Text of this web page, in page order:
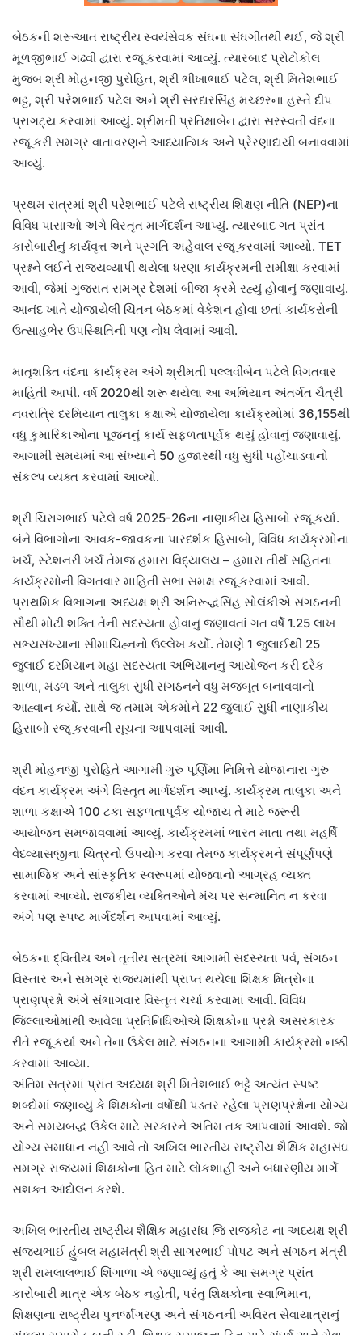
બેઠકની શરૂઆત રાષ્ટ્રીય સ્વયંસેવક સંઘના સંઘગીતથી થઈ, જે શ્રી
મૂળજીભાઈ ગઢવી દ્વારા રજૂ કરવામાં આવ્યું. ત્યારબાદ પ્રોટોકોલ
મુજબ શ્રી મોહનજી પુરોહિત, શ્રી ભીખાભાઈ પટેલ, શ્રી મિતેશભાઈ
ભટ્ટ, શ્રી પરેશભાઈ પટેલ અને શ્રી સરદારસિંહ મચ્છરના હસ્તે દીપ
પ્રાગટ્ય કરવામાં આવ્યું. શ્રીમતી પ્રતિક્ષાબેન દ્વારા સરસ્વતી વંદના
રજૂ કરી સમગ્ર વાતાવરણને આધ્યાત્મિક અને પ્રેરણાદાયી બનાવવામાં
આવ્યું.
પ્રથમ સત્રમાં શ્રી પરેશભાઈ પટેલે રાષ્ટ્રીય શિક્ષણ નીતિ (NEP)ના
વિવિધ પાસાઓ અંગે વિસ્તૃત માર્ગદર્શન આપ્યું. ત્યારબાદ ગત પ્રાંત
કારોબારીનું કાર્યવૃત્ત અને પ્રગતિ અહેવાલ રજૂ કરવામાં આવ્યો. TET
પ્રશ્નને લઈને રાજ્યવ્યાપી થયેલા ધરણા કાર્યક્રમની સમીક્ષા કરવામાં
આવી, જેમાં ગુજરાત સમગ્ર દેશમાં બીજા ક્રમે રહ્યું હોવાનું જણાવાયું.
આનંદ ખાતે યોજાયેલી ચિંતન બેઠકમાં વેકેશન હોવા છતાં કાર્યકરોની
ઉત્સાહભેર ઉપસ્થિતિની પણ નોંધ લેવામાં આવી.
માતૃશક્તિ વંદના કાર્યક્રમ અંગે શ્રીમતી પલ્લવીબેન પટેલે વિગતવાર
માહિતી આપી. વર્ષ 2020થી શરૂ થયેલા આ અભિયાન અંતર્ગત ચૈત્રી
નવરાત્રિ દરમિયાન તાલુકા કક્ષાએ યોજાયેલા કાર્યક્રમોમાં 36,155થી
વધુ કુમારિકાઓના પૂજનનું કાર્ય સફળતાપૂર્વક થયું હોવાનું જણાવાયું.
આગામી સમયમાં આ સંખ્યાને 50 હજારથી વધુ સુધી પહોંચાડવાનો
સંકલ્પ વ્યક્ત કરવામાં આવ્યો.
શ્રી ચિરાગભાઈ પટેલે વર્ષ 2025-26ના નાણાકીય હિસાબો રજૂ કર્યા.
બંને વિભાગોના આવક-જાવકના પારદર્શક હિસાબો, વિવિધ કાર્યક્રમોના
ખર્ચ, સ્ટેશનરી ખર્ચ તેમજ હમારા વિદ્યાલય – હમારા તીર્થ સહિતના
કાર્યક્રમોની વિગતવાર માહિતી સભા સમક્ષ રજૂ કરવામાં આવી.
પ્રાથમિક વિભાગના અધ્યક્ષ શ્રી અનિરૂદ્ધસિંહ સોલંકીએ સંગઠનની
સૌથી મોટી શક્તિ તેની સદસ્યતા હોવાનું જણાવતાં ગત વર્ષે 1.25 લાખ
સભ્યસંખ્યાના સીમાચિહ્નનો ઉલ્લેખ કર્યો. તેમણે 1 જુલાઈથી 25
જુલાઈ દરમિયાન મહા સદસ્યતા અભિયાનનું આયોજન કરી દરેક
શાળા, મંડળ અને તાલુકા સુધી સંગઠનને વધુ મજબૂત બનાવવાનો
આહ્વાન કર્યો. સાથે જ તમામ એકમોને 22 જુલાઈ સુધી નાણાકીય
હિસાબો રજૂ કરવાની સૂચના આપવામાં આવી.
શ્રી મોહનજી પુરોહિતે આગામી ગુરુ પૂર્ણિમા નિમિત્તે યોજાનારા ગુરુ
વંદન કાર્યક્રમ અંગે વિસ્તૃત માર્ગદર્શન આપ્યું. કાર્યક્રમ તાલુકા અને
શાળા કક્ષાએ 100 ટકા સફળતાપૂર્વક યોજાય તે માટે જરૂરી
આયોજન સમજાવવામાં આવ્યું. કાર્યક્રમમાં ભારત માતા તથા મહર્ષિ
વેદવ્યાસજીના ચિત્રનો ઉપયોગ કરવા તેમજ કાર્યક્રમને સંપૂર્ણપણે
સામાજિક અને સાંસ્કૃતિક સ્વરૂપમાં યોજવાનો આગ્રહ વ્યક્ત
કરવામાં આવ્યો. રાજકીય વ્યક્તિઓને મંચ પર સન્માનિત ન કરવા
અંગે પણ સ્પષ્ટ માર્ગદર્શન આપવામાં આવ્યું.
બેઠકના દ્વિતીય અને તૃતીય સત્રમાં આગામી સદસ્યતા પર્વ, સંગઠન
વિસ્તાર અને સમગ્ર રાજ્યમાંથી પ્રાપ્ત થયેલા શિક્ષક મિત્રોના
પ્રાણપ્રશ્નો અંગે સંભાગવાર વિસ્તૃત ચર્ચા કરવામાં આવી. વિવિધ
જિલ્લાઓમાંથી આવેલા પ્રતિનિધિઓએ શિક્ષકોના પ્રશ્નો અસરકારક
રીતે રજૂ કર્યા અને તેના ઉકેલ માટે સંગઠનના આગામી કાર્યક્રમો નક્કી
કરવામાં આવ્યા.
અંતિમ સત્રમાં પ્રાંત અધ્યક્ષ શ્રી મિતેશભાઈ ભટ્ટે અત્યંત સ્પષ્ટ
શબ્દોમાં જણાવ્યું કે શિક્ષકોના વર્ષોથી પડતર રહેલા પ્રાણપ્રશ્નોના યોગ્ય
અને સમયબદ્ધ ઉકેલ માટે સરકારને અંતિમ તક આપવામાં આવશે. જો
યોગ્ય સમાધાન નહીં આવે તો અખિલ ભારતીય રાષ્ટ્રીય શૈક્ષિક મહાસંઘ
સમગ્ર રાજ્યમાં શિક્ષકોના હિત માટે લોકશાહી અને બંધારણીય માર્ગે
સશક્ત આંદોલન કરશે.
અખિલ ભારતીય રાષ્ટ્રીય શૈક્ષિક મહાસંઘ જિ રાજકોટ ના અધ્યક્ષ શ્રી
સંજયભાઈ હુંબલ મહામંત્રી શ્રી સાગરભાઈ પોપટ અને સંગઠન મંત્રી
શ્રી રામલાલભાઈ શિંગાળા એ જણાવ્યું હતું કે આ સમગ્ર પ્રાંત
કારોબારી માત્ર એક બેઠક નહોતી, પરંતુ શિક્ષકોના સ્વાભિમાન,
શિક્ષણના રાષ્ટ્રીય પુનર્જાગરણ અને સંગઠનની અવિરત સેવાયાત્રાનું